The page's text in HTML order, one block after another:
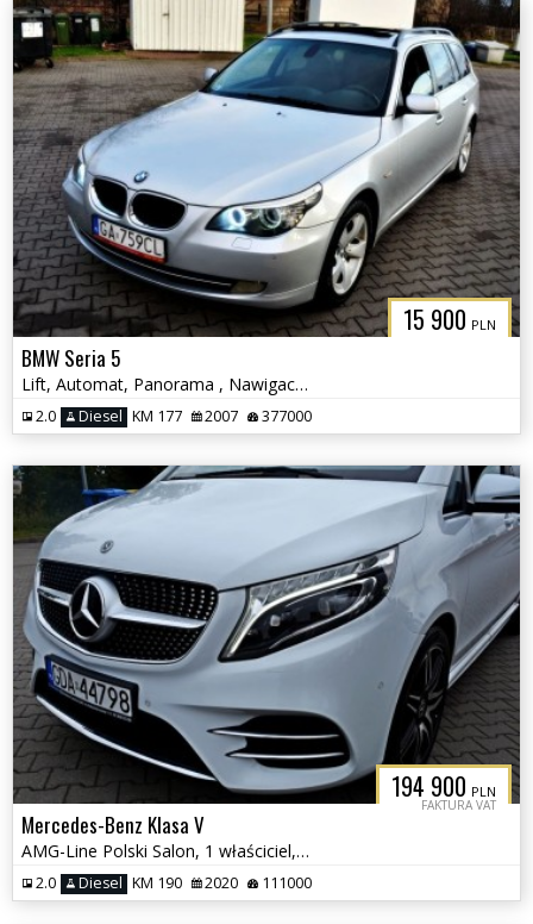
15 900 PLN
BMW Seria 5
Lift, Automat, Panorama , Nawigacja, Czujniki parkowania
2.0 Diesel KM 177 2007 377000
194 900 PLN
FAKTURA VAT
Mercedes-Benz Klasa V
AMG-Line Polski Salon, 1 właściciel, Fv VAT
2.0 Diesel KM 190 2020 111000